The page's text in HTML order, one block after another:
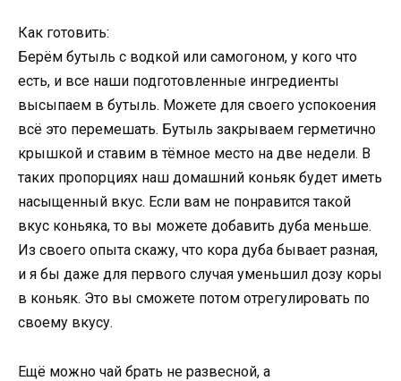
Как готовить:
Берём бутыль с водкой или самогоном, у кого что
есть, и все наши подготовленные ингредиенты
высыпаем в бутыль. Можете для своего успокоения
всё это перемешать. Бутыль закрываем герметично
крышкой и ставим в тёмное место на две недели. В
таких пропорциях наш домашний коньяк будет иметь
насыщенный вкус. Если вам не понравится такой
вкус коньяка, то вы можете добавить дуба меньше.
Из своего опыта скажу, что кора дуба бывает разная,
и я бы даже для первого случая уменьшил дозу коры
в коньяк. Это вы сможете потом отрегулировать по
своему вкусу.
Ещё можно чай брать не развесной, а